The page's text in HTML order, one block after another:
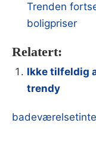
Trenden
boligpriser
Relatert:
Ikke tilfeldig
trendy
badeværelset